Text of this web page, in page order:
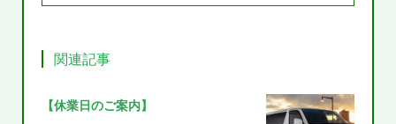
関連記事
【休業日のご案内】